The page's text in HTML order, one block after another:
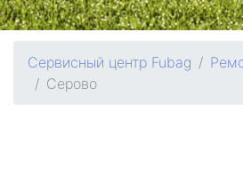
Сервисный центр Fubag
Серово